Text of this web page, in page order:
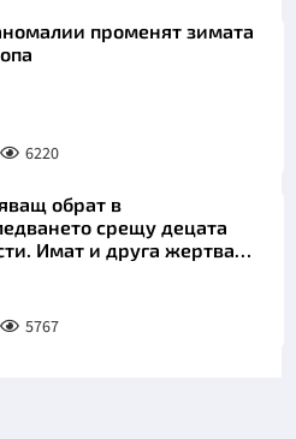
променят зимата
6220
обрат в
срещу децата
Имат и друга жертва
5767